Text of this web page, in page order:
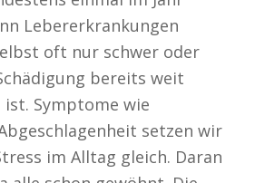
Lebererkrankungen
oft nur schwer oder
bereits weit
Symptome wie
setzen wir
im Alltag gleich. Daran